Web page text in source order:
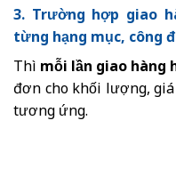
3. Trường hợp giao
từng hạng mục, công
Thìmỗi lần giao hàng
đơn cho khối lượng,
tương ứng.